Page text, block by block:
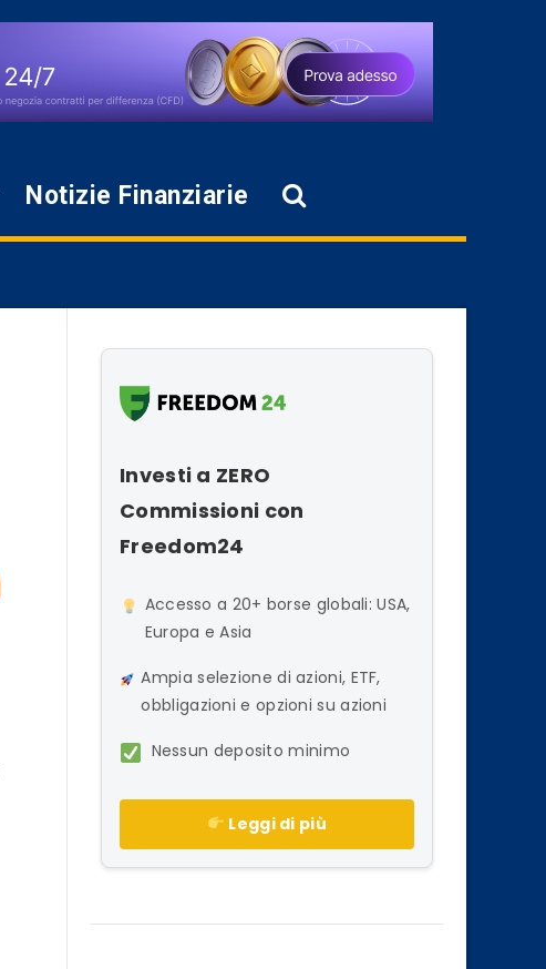
Notizie Finanziarie
Investi a ZERO
Commissioni con
Freedom24
Accesso a 20+ borse globali: USA,
Europa e Asia
Ampia selezione di azioni, ETF,
obbligazioni e opzioni su azioni
Nessun deposito minimo
Leggi di più